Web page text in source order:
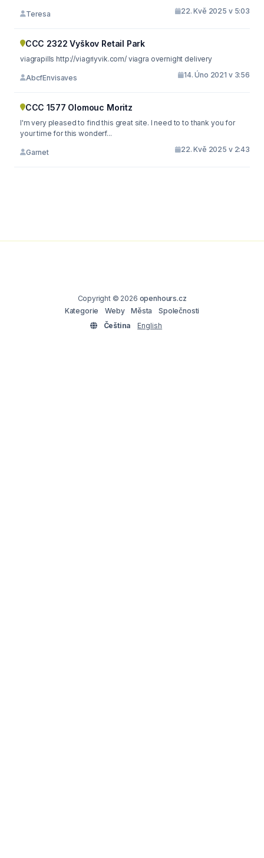
Teresa 22. Kvě 2025 v 5:03
CCC 2322 Vyškov Retail Park
viagrapills http://viagriyvik.com/ viagra overnight delivery
AbcfEnvisaves 14. Úno 2021 v 3:56
CCC 1577 Olomouc Moritz
I'm very pleased to find this great site. I need to to thank you for
your time for this wonderf...
Garnet 22. Kvě 2025 v 2:43
Copyright © 2026 openhours.cz
Kategorie
Weby Města
Společnosti
Čeština
English